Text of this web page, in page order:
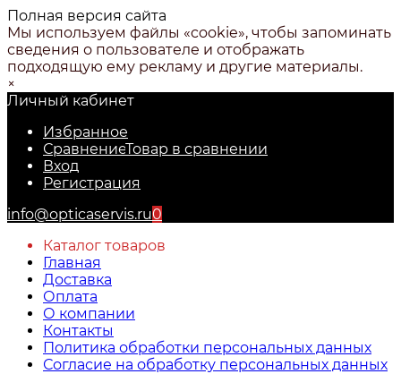
Полная версия сайта
Мы используем файлы «cookie», чтобы запоминать
сведения о пользователе и отображать
подходящую ему рекламу и другие материалы.
×
Личный кабинет
Избранное
СравнениеТовар в сравнении
Вход
Регистрация
info@opticaservis.ru0
Каталог товаров
Главная
Доставка
Оплата
О компании
Контакты
Политика обработки персональных данных
Согласие на обработку персональных данных